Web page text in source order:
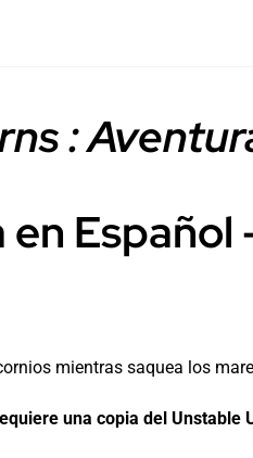
:
Español
mientras saquea los
una copia del Unstable